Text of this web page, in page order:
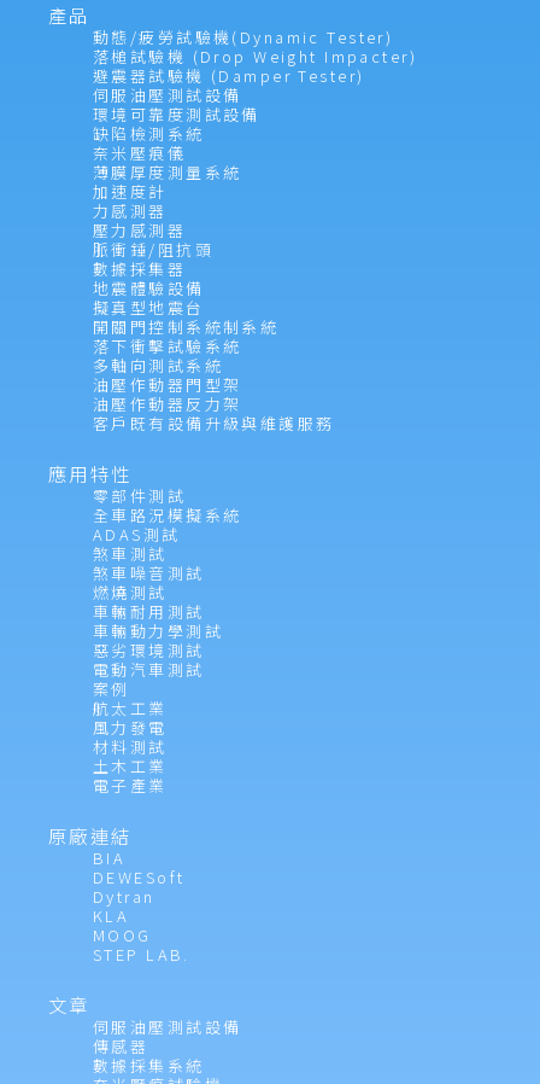
產品
動態/疲勞試驗機(Dynamic Tester)
落槌試驗機 (Drop Weight Impacter)
避震器試驗機 (Damper Tester)
伺服油壓測試設備
環境可靠度測試設備
缺陷檢測系統
奈米壓痕儀
薄膜厚度測量系統
加速度計
力感測器
壓力感測器
脈衝錘/阻抗頭
數據採集器
地震體驗設備
擬真型地震台
開關門控制系統制系統
落下衝擊試驗系統
多軸向測試系統
油壓作動器門型架
油壓作動器反力架
客戶既有設備升級與維護服務
應用特性
零部件測試
全車路況模擬系統
ADAS測試
煞車測試
煞車噪音測試
燃燒測試
車輛耐用測試
車輛動力學測試
惡劣環境測試
電動汽車測試
案例
航太工業
風力發電
材料測試
土木工業
電子產業
原廠連結
BIA
DEWESoft
Dytran
KLA
MOOG
STEP LAB.
文章
伺服油壓測試設備
傳感器
數據採集系統